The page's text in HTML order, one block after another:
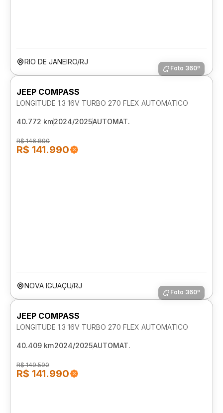
RIO DE JANEIRO/RJ
Foto 360º
JEEP COMPASS
LONGITUDE 1.3 16V TURBO 270 FLEX AUTOMATICO
40.772 km2024/2025AUTOMAT.
R$ 146.890
R$ 141.990
NOVA IGUAÇU/RJ
Foto 360º
JEEP COMPASS
LONGITUDE 1.3 16V TURBO 270 FLEX AUTOMATICO
40.409 km2024/2025AUTOMAT.
R$ 149.590
R$ 141.990